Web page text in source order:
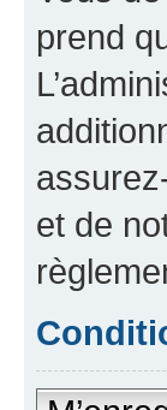
prend
et de